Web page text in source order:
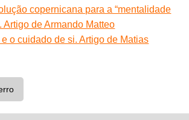
copernicana para a “mentalidade
Artigo de Armando Matteo
o cuidado de si. Artigo de Matias